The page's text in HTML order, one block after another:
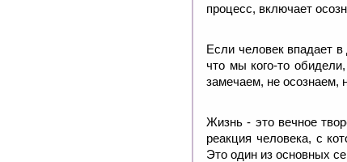
процесс, включает
Если человек впадает
что мы кого-то
замечаем, не осознаем,
Жизнь - это вечное
реакция человека, с
Это один из основных